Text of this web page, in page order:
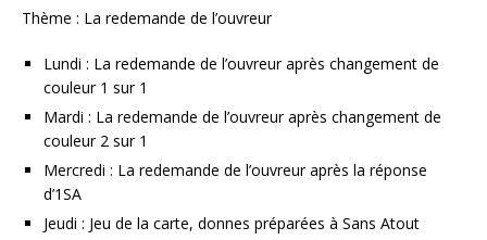
Thème : La redemande de l’ouvreur
Lundi : La redemande de l’ouvreur après changement de
couleur 1 sur 1
Mardi : La redemande de l’ouvreur après changement de
couleur 2 sur 1
Mercredi : La redemande de l’ouvreur après la réponse
d’1SA
Jeudi : Jeu de la carte, donnes préparées à Sans Atout